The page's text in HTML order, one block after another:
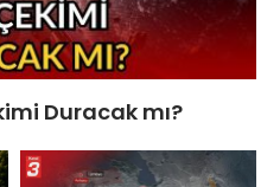
Duracak mı?